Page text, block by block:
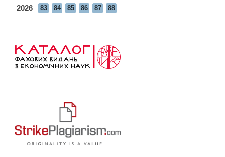
2026 83 84 85 86 87 88